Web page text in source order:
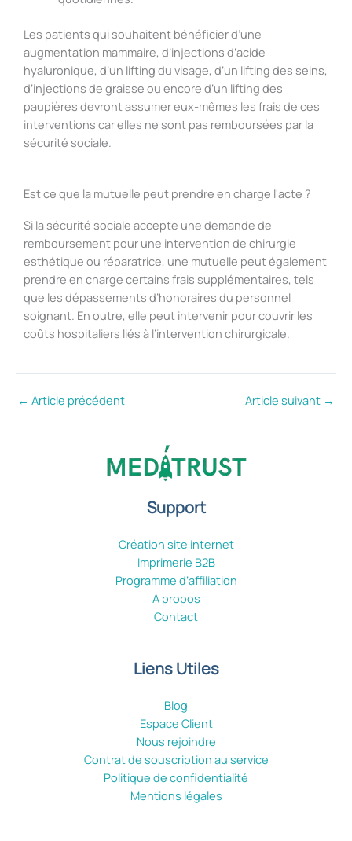
Les patients qui souhaitent bénéficier d’une
augmentation mammaire, d’injections d’acide
hyaluronique, d’un lifting du visage, d’un lifting des seins,
d’injections de graisse ou encore d’un lifting des
paupières devront assumer eux-mêmes les frais de ces
interventions car elles ne sont pas remboursées par la
sécurité sociale.
Est ce que la mutuelle peut prendre en charge l'acte ?
Si la sécurité sociale accepte une demande de
remboursement pour une intervention de chirurgie
esthétique ou réparatrice, une mutuelle peut également
prendre en charge certains frais supplémentaires, tels
que les dépassements d’honoraires du personnel
soignant. En outre, elle peut intervenir pour couvrir les
coûts hospitaliers liés à l’intervention chirurgicale.
← Article précédent Article suivant →
Support
Création site internet
Imprimerie B2B
Programme d’affiliation
A propos
Contact
Liens Utiles
Blog
Espace Client
Nous rejoindre
Contrat de souscription au service
Politique de confidentialité
Mentions légales